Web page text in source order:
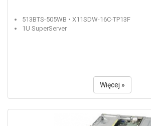
513BTS-505WB • X11SDW-16C-TP13F
1U SuperServer
Więcej »